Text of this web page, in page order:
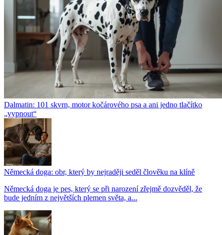
Dalmatin: 101 skvrn, motor kočárového psa a ani jedno tlačítko
„vypnout“
Německá doga: obr, který by nejraději seděl člověku na klíně
Německá doga je pes, který se při narození zřejmě dozvěděl, že
bude jedním z největších plemen světa, a...